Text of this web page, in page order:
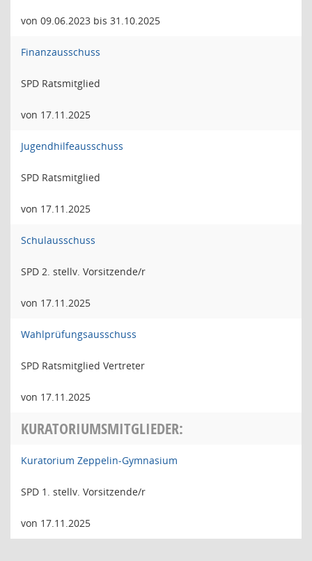
von 09.06.2023 bis 31.10.2025
Finanzausschuss
SPD Ratsmitglied
von 17.11.2025
Jugendhilfeausschuss
SPD Ratsmitglied
von 17.11.2025
Schulausschuss
SPD 2. stellv. Vorsitzende/r
von 17.11.2025
Wahlprüfungsausschuss
SPD Ratsmitglied Vertreter
von 17.11.2025
KURATORIUMSMITGLIEDER:
Kuratorium Zeppelin-Gymnasium
SPD 1. stellv. Vorsitzende/r
von 17.11.2025